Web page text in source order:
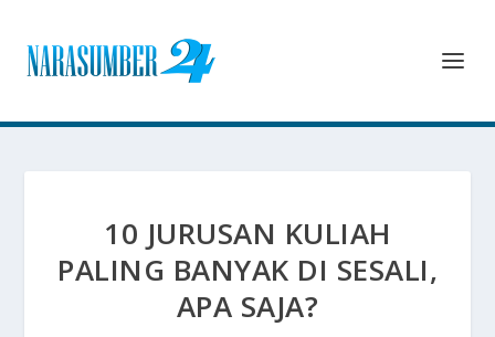
10 JURUSAN KULIAH
PALING BANYAK DI SESALI,
APA SAJA?